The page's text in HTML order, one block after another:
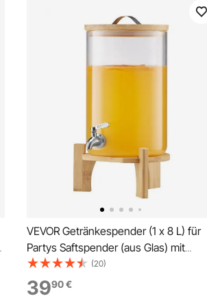
VEVOR Getränkespender (1 x 8 L) für
Partys Saftspender (aus Glas) mit
tropfsicherem Zapfhahn & Holzständer,
Wasserspender für Restaurants Partys,
Limonade Eistee selbstgemachte
(20)
3990€